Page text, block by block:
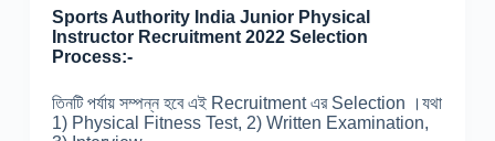
Sports Authority India Junior Physical
Instructor Recruitment 2022 Selection
Process:-
তিনটি পর্যায় সম্পন্ন হবে এই Recruitment এর Selection ।যথা
1) Physical Fitness Test, 2) Written Examination,